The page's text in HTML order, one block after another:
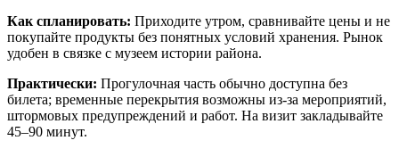
Как спланировать: Приходите утром, сравнивайте цены и не
покупайте продукты без понятных условий хранения. Рынок
удобен в связке с музеем истории района.
Практически: Прогулочная часть обычно доступна без
билета; временные перекрытия возможны из-за мероприятий,
штормовых предупреждений и работ. На визит закладывайте
45–90 минут.